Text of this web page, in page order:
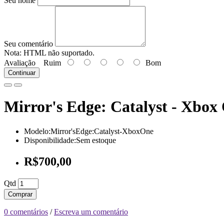
Seu comentário
Nota: HTML não suportado.
Avaliação Ruim Bom
Continuar
Mirror's Edge: Catalyst - Xbox
Modelo:Mirror'sEdge:Catalyst-XboxOne
Disponibilidade:Sem estoque
R$700,00
Qtd
Comprar
0 comentários /Escreva um comentário